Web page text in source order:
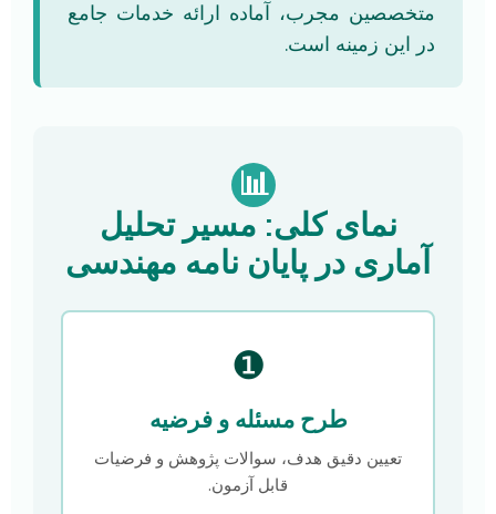
متخصصین مجرب، آماده ارائه خدمات جامع
در این زمینه است.
📊
نمای کلی: مسیر تحلیل
آماری در پایان نامه مهندسی
❶
طرح مسئله و فرضیه
تعیین دقیق هدف، سوالات پژوهش و فرضیات
قابل آزمون.